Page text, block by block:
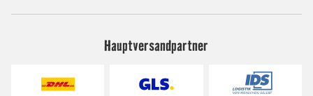
Hauptversandpartner